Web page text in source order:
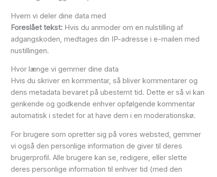
Hvem vi deler dine data med
Foreslået tekst: Hvis du anmoder om en nulstilling af
adgangskoden, medtages din IP-adresse i e-mailen med
nustillingen.
Hvor længe vi gemmer dine data
Hvis du skriver en kommentar, så bliver kommentarer og
dens metadata bevaret på ubestemt tid. Dette er så vi kan
genkende og godkende enhver opfølgende kommentar
automatisk i stedet for at have dem i en moderationskø.
For brugere som opretter sig på vores websted, gemmer
vi også den personlige information de giver til deres
brugerprofil. Alle brugere kan se, redigere, eller slette
deres personlige information til enhver tid (med den